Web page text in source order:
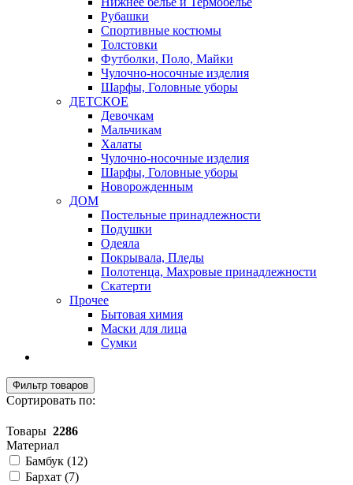
Рубашки
Спортивные костюмы
Толстовки
Футболки, Поло, Майки
Чулочно-носочные изделия
Шарфы, Головные уборы
ДЕТСКОЕ
Девочкам
Мальчикам
Халаты
Чулочно-носочные изделия
Шарфы, Головные уборы
Новорожденным
ДОМ
Постельные принадлежности
Подушки
Одеяла
Покрывала, Пледы
Полотенца, Махровые принадлежности
Скатерти
Прочее
Бытовая химия
Маски для лица
Сумки
Фильтр товаров
Сортировать по:
Товары 2286
Материал
Бамбук (12)
Бархат (7)